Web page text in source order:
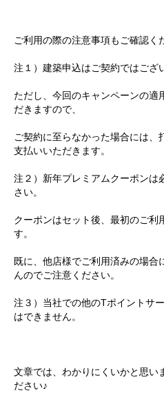
ご利用の際の注意事項もご確認く
注１）建築申込はご契約ではござ
ただし、今回のキャンペーンの適
だきますので、
ご契約に至らなかった場合には、
支払いいただきます。
注２）新年プレミアムクーポンは
さい。
クーポンはセット後、最初のご利
す。
既に、他店様でご利用済みの場
んのでご注意ください。
注３）当社での他のTポイントサ
はできません。
文章では、わかりにくいかと思い
ださい♪